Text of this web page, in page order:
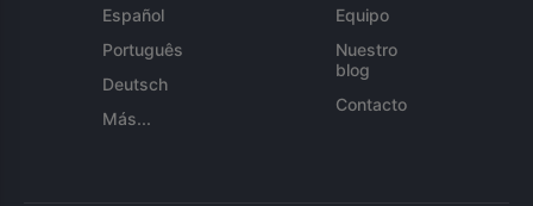
Español
Português
Deutsch
Más...
Equipo
Nuestro
blog
Contacto